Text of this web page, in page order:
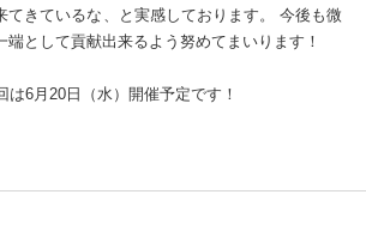
てきているな、と実感しております。 今後も微
端として貢献出来るよう努めてまいります！
は6月20日（水）開催予定です！